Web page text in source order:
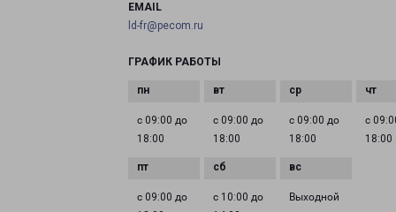
EMAIL
ld-fr@pecom.ru
ГРАФИК РАБОТЫ
с 09:00 до
18:00
с 09:00 до
18:00
с 09:00 до
18:00
с
18:00
с 09:00 до
с 10:00 до
Выходной